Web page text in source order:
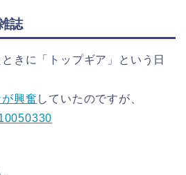
誌
きに「トップギア」という日
興奮 していたのですが、